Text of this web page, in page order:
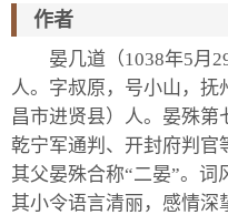
作者
晏几道（1038年5月
人。字叔原，号小山，抚
昌市进贤县）人。晏殊第
乾宁军通判、开封府判官
其父晏殊合称“二晏”。词
其小令语言清丽，感情深